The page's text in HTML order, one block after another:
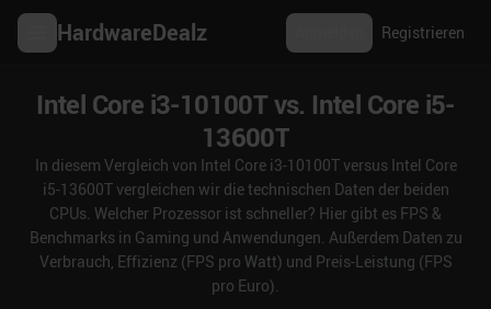
HardwareDealz Registrieren
Intel Core i3-10100T vs. Intel Core i5-
13600T
In diesem Vergleich von Intel Core i3-10100T versus Intel Core
i5-13600T vergleichen wir die technischen Daten der beiden
CPUs. Welcher Prozessor ist schneller? Hier gibt es FPS &
Benchmarks in Gaming und Anwendungen. Außerdem Daten zu
Verbrauch, Effizienz (FPS pro Watt) und Preis-Leistung (FPS
pro Euro).